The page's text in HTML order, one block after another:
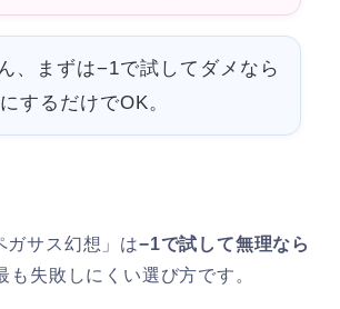
、まずは−1で試してダメなら
するだけでOK。
ガサス幻想」は−1で試して無理なら
も失敗しにくい選び方です。